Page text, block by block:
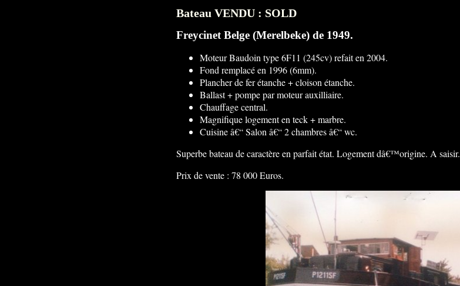
Bateau VENDU : SOLD
Freycinet Belge (Merelbeke) de 1949.
Moteur Baudoin type 6F11 (245cv) refait en 2004.
Fond remplacé en 1996 (6mm).
Plancher de fer étanche + cloison étanche.
Ballast + pompe par moteur auxilliaire.
Chauffage central.
Magnifique logement en teck + marbre.
Cuisine â€“ Salon â€“ 2 chambres â€“ wc.
Superbe bateau de caractère en parfait état. Logement dâ€™origine. A saisir.
Prix de vente : 78 000 Euros.